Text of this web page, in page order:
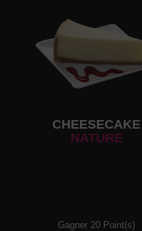
CHEESECAKE
NATURE
Gagner 20 Point(s)